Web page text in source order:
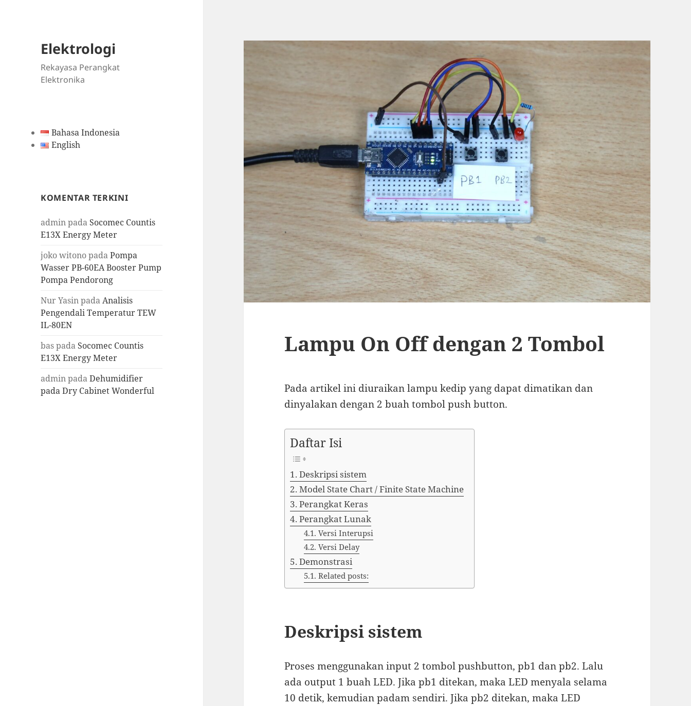
Elektrologi
Rekayasa Perangkat
Elektronika
Bahasa Indonesia
English
KOMENTAR TERKINI
adminpada Socomec Countis
E13X Energy Meter
joko witonopadaPompa
Wasser PB-60EA Booster Pump
Pompa Pendorong
Nur YasinpadaAnalisis
Pengendali Temperatur TEW
IL-80EN
baspada Socomec Countis
E13X Energy Meter
adminpadaDehumidifier
pada Dry Cabinet Wonderful
Lampu On Off dengan 2 Tombol
Pada artikel ini diuraikan lampu kedip yang dapat dimatikan dan
dinyalakan dengan 2 buah tombol push button.
Daftar Isi
Deskripsi sistem
Model State Chart / Finite State Machine
Perangkat Keras
Perangkat Lunak
Versi Interupsi
Versi Delay
Demonstrasi
Related posts:
Deskripsi sistem
Proses menggunakan input 2 tombol pushbutton, pb1 dan pb2. Lalu
ada output 1 buah LED. Jika pb1 ditekan, maka LED menyala selama
10 detik, kemudian padam sendiri. Jika pb2 ditekan, maka LED